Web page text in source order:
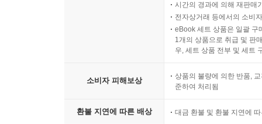
시간의 경과에 의해 재판매
전자상거래 등에서의 소비
eBook 세트 상품은 일괄 구
1개의 상품으로 취급 및 판
우, 세트 상품 전부 및 세트
소비자 피해보상
상품의 불량에 의한 반품,
준하여 처리됨
환불 지연에 따른 배상 대금 환불 및 환불 지연에